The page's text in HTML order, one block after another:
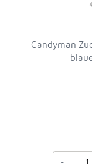
Candyman
-